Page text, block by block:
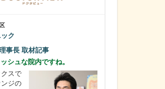
ク
事長 取材記事
シュな院内ですね。
スで
ジの